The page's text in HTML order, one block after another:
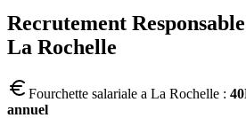
Recrutement
La Rochelle
Fourchette salariale a La Rochelle :
annuel